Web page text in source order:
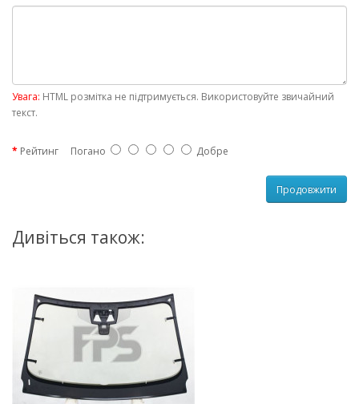
Увага: HTML розмітка не підтримується. Використовуйте звичайний
текст.
Рейтинг Погано Добре
Продовжити
Дивіться також: